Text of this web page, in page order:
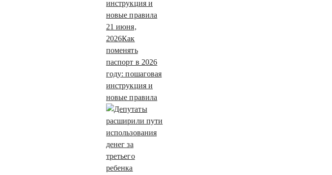
21 июня,
2026Как
поменять
паспорт в 2026
году: пошаговая
инструкция и
новые правила